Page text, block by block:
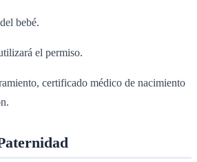
bebé.
el permiso.
certificado médico de nacimiento